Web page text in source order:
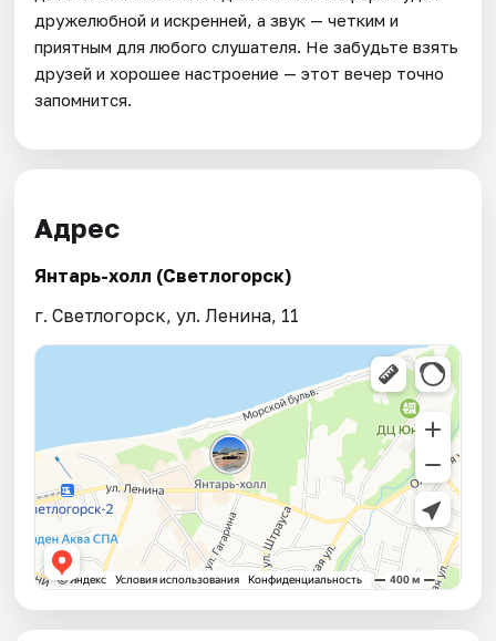
дружелюбной и искренней, а звук — четким и
приятным для любого слушателя. Не забудьте взять
друзей и хорошее настроение — этот вечер точно
запомнится.
Адрес
Янтарь-холл (Светлогорск)
г. Светлогорск, ул. Ленина, 11